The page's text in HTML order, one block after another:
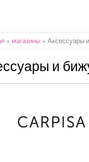
магазины Аксессуары
и